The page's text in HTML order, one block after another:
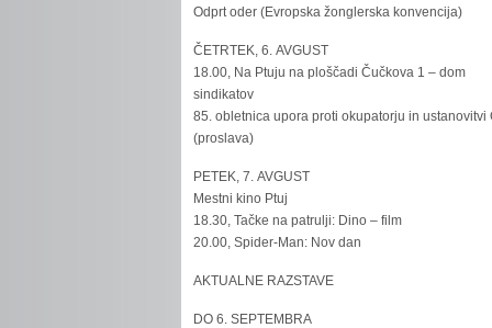
Odprt oder (Evropska žonglerska konvencija)
ČETRTEK, 6. AVGUST
18.00, Na Ptuju na ploščadi Čučkova 1 – dom
sindikatov
85. obletnica upora proti okupatorju in ustanovitvi
(proslava)
PETEK, 7. AVGUST
Mestni kino Ptuj
18.30, Tačke na patrulji: Dino – film
20.00, Spider-Man: Nov dan
AKTUALNE RAZSTAVE
DO 6. SEPTEMBRA